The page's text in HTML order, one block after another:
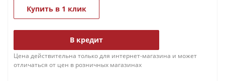
Купить в 1 клик
В кредит
Цена действительна только для интернет-магазина и может
отличаться от цен в розничных магазинах